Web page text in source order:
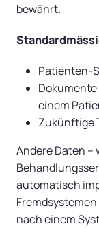
bewährt.
Patienten-
einem
Zukünftige
Andere Daten –
automatisch
nach einem